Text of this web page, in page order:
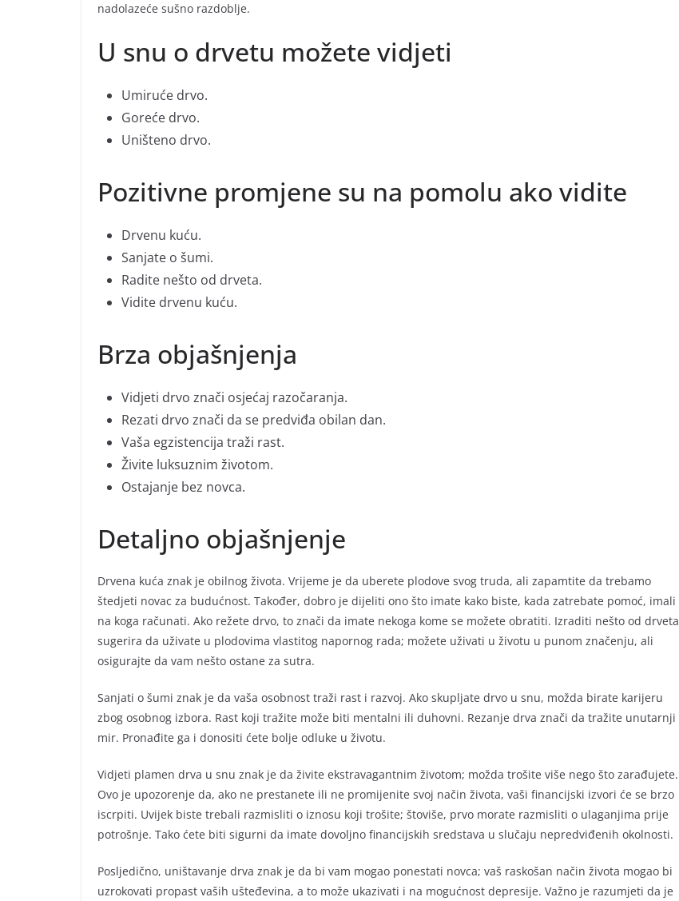
nadolazeće sušno razdoblje.
U snu o drvetu možete vidjeti
Umiruće drvo.
Goreće drvo.
Uništeno drvo.
Pozitivne promjene su na pomolu ako vidite
Drvenu kuću.
Sanjate o šumi.
Radite nešto od drveta.
Vidite drvenu kuću.
Brza objašnjenja
Vidjeti drvo znači osjećaj razočaranja.
Rezati drvo znači da se predviđa obilan dan.
Vaša egzistencija traži rast.
Živite luksuznim životom.
Ostajanje bez novca.
Detaljno objašnjenje
Drvena kuća znak je obilnog života. Vrijeme je da uberete plodove svog truda, ali zapamtite da trebamo
štedjeti novac za budućnost. Također, dobro je dijeliti ono što imate kako biste, kada zatrebate pomoć, imali
na koga računati. Ako režete drvo, to znači da imate nekoga kome se možete obratiti. Izraditi nešto od drveta
sugerira da uživate u plodovima vlastitog napornog rada; možete uživati u životu u punom značenju, ali
osigurajte da vam nešto ostane za sutra.
Sanjati o šumi znak je da vaša osobnost traži rast i razvoj. Ako skupljate drvo u snu, možda birate karijeru
zbog osobnog izbora. Rast koji tražite može biti mentalni ili duhovni. Rezanje drva znači da tražite unutarnji
mir. Pronađite ga i donositi ćete bolje odluke u životu.
Vidjeti plamen drva u snu znak je da živite ekstravagantnim životom; možda trošite više nego što zarađujete.
Ovo je upozorenje da, ako ne prestanete ili ne promijenite svoj način života, vaši financijski izvori će se brzo
iscrpiti. Uvijek biste trebali razmisliti o iznosu koji trošite; štoviše, prvo morate razmisliti o ulaganjima prije
potrošnje. Tako ćete biti sigurni da imate dovoljno financijskih sredstava u slučaju nepredviđenih okolnosti.
Posljedično, uništavanje drva znak je da bi vam mogao ponestati novca; vaš raskošan način života mogao bi
uzrokovati propast vaših ušteđevina, a to može ukazivati i na mogućnost depresije. Važno je razumjeti da je